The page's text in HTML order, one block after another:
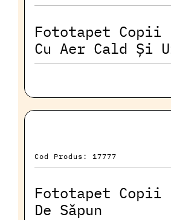
Fototapet Copii
Cu Aer Cald Și
Cod Produs: 17777
Fototapet Copii
De Săpun